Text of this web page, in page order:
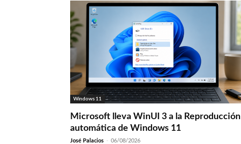
Windows 11
Microsoft lleva WinUI 3 a la Reproducción
automática de Windows 11
José Palacios - 06/08/2026